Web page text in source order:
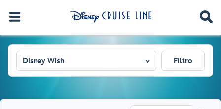
Disney Wish Filtro